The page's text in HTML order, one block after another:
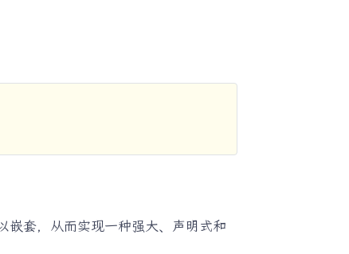
套，从而实现一种强大、声明式和